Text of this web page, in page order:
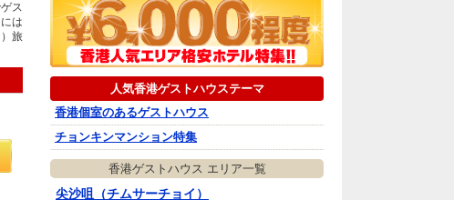
ス
は
旅
人気香港ゲストハウステーマ
香港個室のあるゲストハウス
チョンキンマンション特集
香港ゲストハウス エリア一覧
尖沙咀（チムサーチョイ）